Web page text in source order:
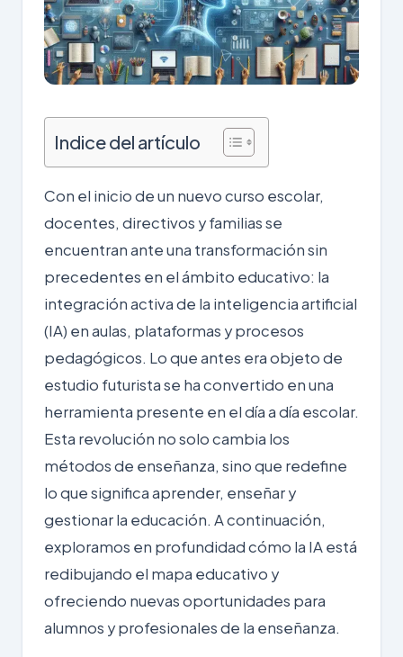
Indice del artículo
Con el inicio de un nuevo curso escolar,
docentes, directivos y familias se
encuentran ante una transformación sin
precedentes en el ámbito educativo: la
integración activa de la inteligencia artificial
(IA) en aulas, plataformas y procesos
pedagógicos. Lo que antes era objeto de
estudio futurista se ha convertido en una
herramienta presente en el día a día escolar.
Esta revolución no solo cambia los
métodos de enseñanza, sino que redefine
lo que significa aprender, enseñar y
gestionar la educación. A continuación,
exploramos en profundidad cómo la IA está
redibujando el mapa educativo y
ofreciendo nuevas oportunidades para
alumnos y profesionales de la enseñanza.